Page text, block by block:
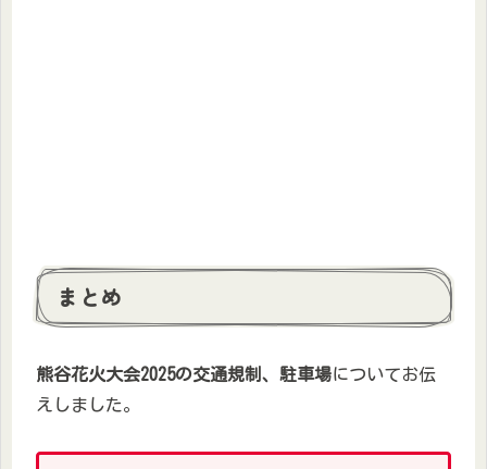
まとめ
熊谷花火大会2025の交通規制、駐車場についてお伝
えしました。